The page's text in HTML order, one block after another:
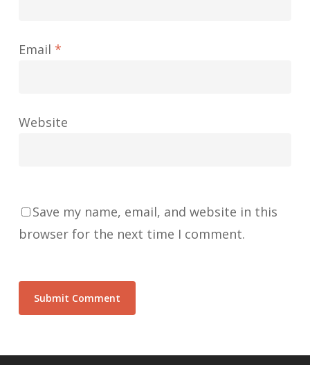
Email *
Website
Save my name, email, and website in this
browser for the next time I comment.